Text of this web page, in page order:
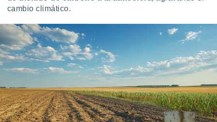
1199
cambio climático.